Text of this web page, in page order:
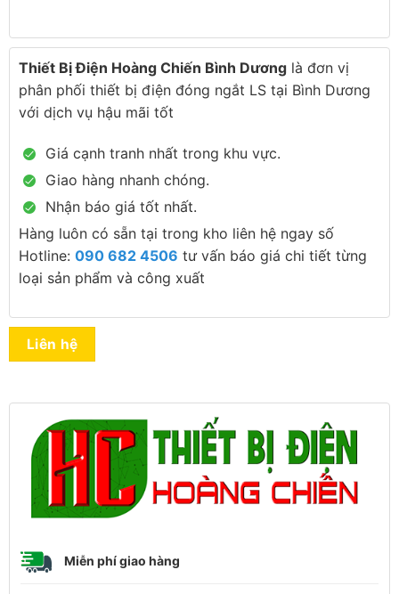
Thiết Bị Điện Hoàng Chiến Bình Dương là đơn vị
phân phối thiết bị điện đóng ngắt LS tại Bình Dương
với dịch vụ hậu mãi tốt
Giá cạnh tranh nhất trong khu vực.
Giao hàng nhanh chóng.
Nhận báo giá tốt nhất.
Hàng luôn có sẵn tại trong kho liên hệ ngay số
Hotline: 090 682 4506 tư vấn báo giá chi tiết từng
loại sản phẩm và công xuất
Liên hệ
Miễn phí giao hàng